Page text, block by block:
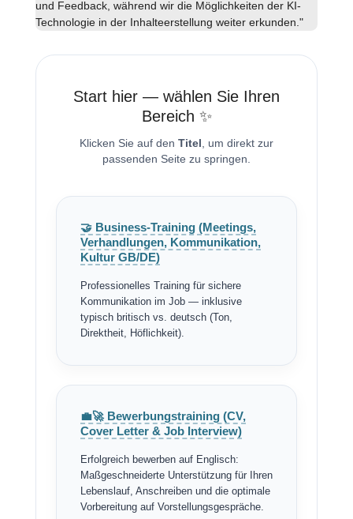
und Feedback, während wir die Möglichkeiten der KI-
Technologie in der Inhalteerstellung weiter erkunden."
Start hier — wählen Sie Ihren
Bereich ✨
Klicken Sie auf den Titel
, um direkt zur
passenden Seite zu springen.
🤝 Business-Training (Meetings,
Verhandlungen, Kommunikation,
Kultur GB/DE)
Professionelles Training für sichere
Kommunikation im Job — inklusive
typisch britisch vs. deutsch (Ton,
Direktheit, Höflichkeit).
💼🚀 Bewerbungstraining (CV,
Cover Letter & Job Interview)
Erfolgreich bewerben auf Englisch:
Maßgeschneiderte Unterstützung für Ihren
Lebenslauf, Anschreiben und die optimale
Vorbereitung auf Vorstellungsgespräche.